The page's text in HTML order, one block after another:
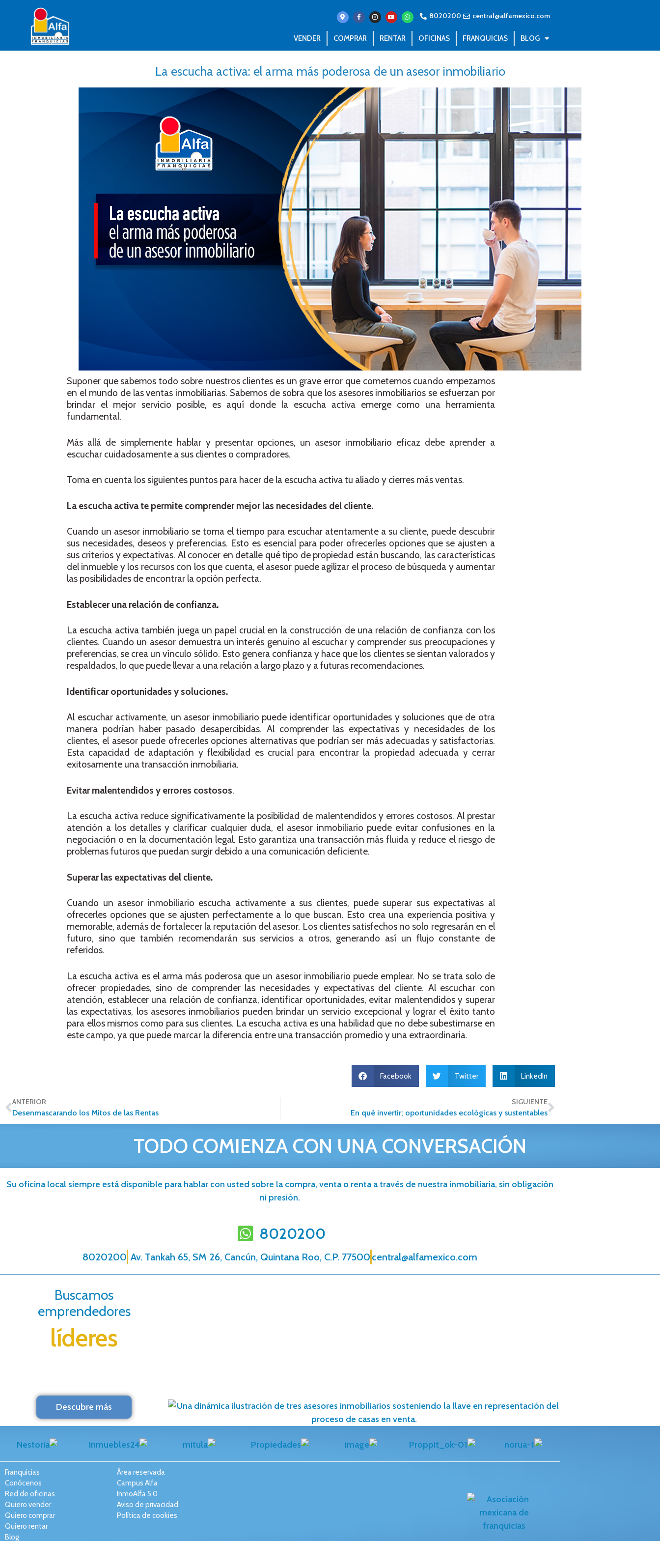
8020200 central@alfamexico.com
VENDER COMPRAR RENTAR OFICINAS FRANQUICIAS BLOG
La escucha activa: el arma más poderosa de un asesor inmobiliario
Suponer que sabemos todo sobre nuestros clientes es un grave error que cometemos cuando empezamos
en el mundo de las ventas inmobiliarias. Sabemos de sobra que los asesores inmobiliarios se esfuerzan por
brindar el mejor servicio posible, es aquí donde la escucha activa emerge como una herramienta
fundamental.
Más allá de simplemente hablar y presentar opciones, un asesor inmobiliario eficaz debe aprender a
escuchar cuidadosamente a sus clientes o compradores.
Toma en cuenta los siguientes puntos para hacer de la escucha activa tu aliado y cierres más ventas.
La escucha activa te permite comprender mejor las necesidades del cliente.
Cuando un asesor inmobiliario se toma el tiempo para escuchar atentamente a su cliente, puede descubrir
sus necesidades, deseos y preferencias. Esto es esencial para poder ofrecerles opciones que se ajusten a
sus criterios y expectativas. Al conocer en detalle qué tipo de propiedad están buscando, las características
del inmueble y los recursos con los que cuenta, el asesor puede agilizar el proceso de búsqueda y aumentar
las posibilidades de encontrar la opción perfecta.
Establecer una relación de confianza.
La escucha activa también juega un papel crucial en la construcción de una relación de confianza con los
clientes. Cuando un asesor demuestra un interés genuino al escuchar y comprender sus preocupaciones y
preferencias, se crea un vínculo sólido. Esto genera confianza y hace que los clientes se sientan valorados y
respaldados, lo que puede llevar a una relación a largo plazo y a futuras recomendaciones.
Identificar oportunidades y soluciones.
Al escuchar activamente, un asesor inmobiliario puede identificar oportunidades y soluciones que de otra
manera podrían haber pasado desapercibidas. Al comprender las expectativas y necesidades de los
clientes, el asesor puede ofrecerles opciones alternativas que podrían ser más adecuadas y satisfactorias.
Esta capacidad de adaptación y flexibilidad es crucial para encontrar la propiedad adecuada y cerrar
exitosamente una transacción inmobiliaria.
Evitar malentendidos y errores costosos.
La escucha activa reduce significativamente la posibilidad de malentendidos y errores costosos. Al prestar
atención a los detalles y clarificar cualquier duda, el asesor inmobiliario puede evitar confusiones en la
negociación o en la documentación legal. Esto garantiza una transacción más fluida y reduce el riesgo de
problemas futuros que puedan surgir debido a una comunicación deficiente.
Superar las expectativas del cliente.
Cuando un asesor inmobiliario escucha activamente a sus clientes, puede superar sus expectativas al
ofrecerles opciones que se ajusten perfectamente a lo que buscan. Esto crea una experiencia positiva y
memorable, además de fortalecer la reputación del asesor. Los clientes satisfechos no solo regresarán en el
futuro, sino que también recomendarán sus servicios a otros, generando así un flujo constante de
referidos.
La escucha activa es el arma más poderosa que un asesor inmobiliario puede emplear. No se trata solo de
ofrecer propiedades, sino de comprender las necesidades y expectativas del cliente. Al escuchar con
atención, establecer una relación de confianza, identificar oportunidades, evitar malentendidos y superar
las expectativas, los asesores inmobiliarios pueden brindar un servicio excepcional y lograr el éxito tanto
para ellos mismos como para sus clientes. La escucha activa es una habilidad que no debe subestimarse en
este campo, ya que puede marcar la diferencia entre una transacción promedio y una extraordinaria.
Facebook Twitter LinkedIn
ANTERIOR
Desenmascarando los Mitos de las Rentas
SIGUIENTE
En qué invertir; oportunidades ecológicas y sustentables
TODO COMIENZA CON UNA CONVERSACIÓN
Su oficina local siempre está disponible para hablar con usted sobre la compra, venta o renta a través de nuestra inmobiliaria, sin obligación
ni presión.
8020200
8020200 Av. Tankah 65, SM 26, Cancún, Quintana Roo, C.P. 77500 central@alfamexico.com
Buscamos
emprendedores
líderes
Descubre más
Franquicias
Conócenos
Red de oficinas
Quiero vender
Quiero comprar
Quiero rentar
Blog
Área reservada
Campus Alfa
InmoAlfa 5.0
Aviso de privacidad
Política de cookies